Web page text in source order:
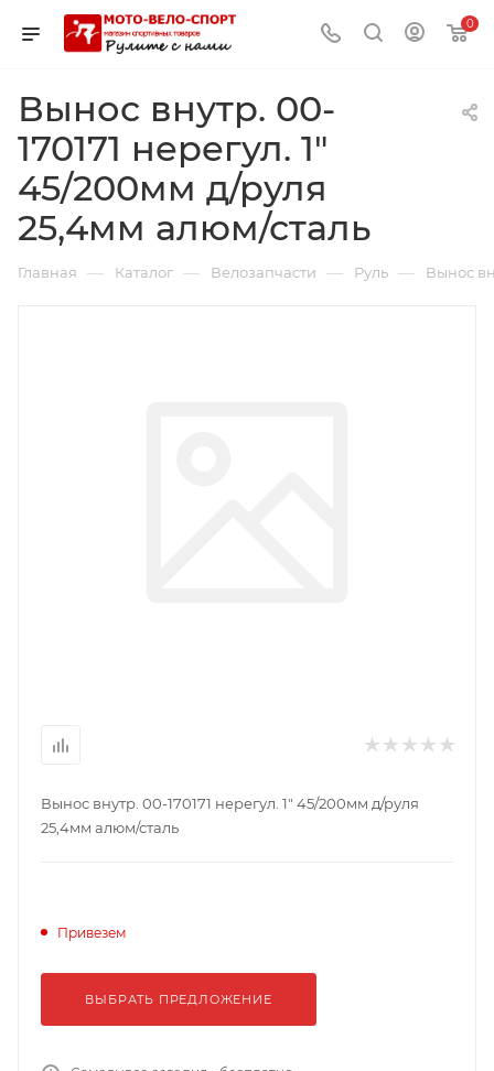
0
Вынос внутр. 00-
170171 нерегул. 1"
45/200мм д/руля
25,4мм алюм/сталь
Главная — Каталог — Велозапчасти — Руль — Вынос
Вынос внутр. 00-170171 нерегул. 1" 45/200мм д/руля
25,4мм алюм/сталь
Привезем
ВЫБРАТЬ ПРЕДЛОЖЕНИЕ